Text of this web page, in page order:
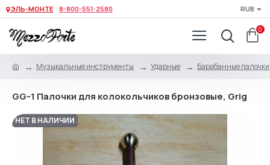
ЭЛЬ-МОНТЕ 8-800-551-2580 RUB
0
Музыкальные инструменты Ударные Барабанные
GG-1 Палочки для колокольчиков бронзовые, Grig
НЕТ В НАЛИЧИИ